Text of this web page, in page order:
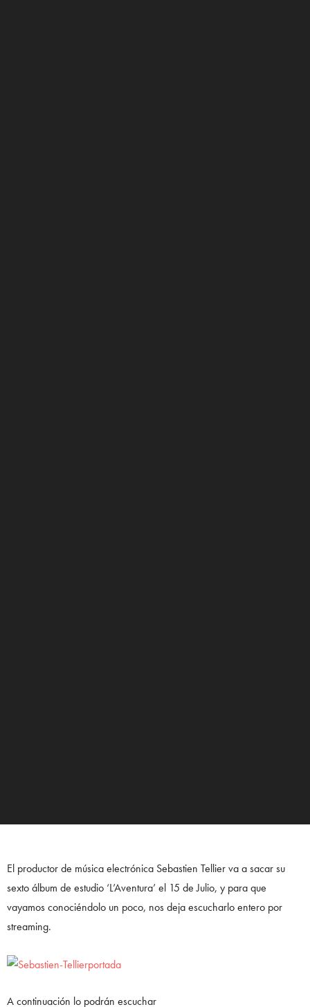
El productor de música electrónica Sebastien Tellier va a sacar su
sexto álbum de estudio ‘L’Aventura’ el 15 de Julio, y para que
vayamos conociéndolo un poco, nos deja escucharlo entero por
streaming.
A continuación lo podrán escuchar